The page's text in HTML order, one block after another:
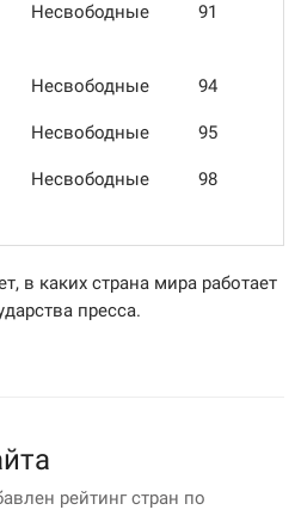
Несвободные 91
Несвободные 94
Несвободные 95
Несвободные 98
в каких страна мира работает
пресса.
рейтинг стран по